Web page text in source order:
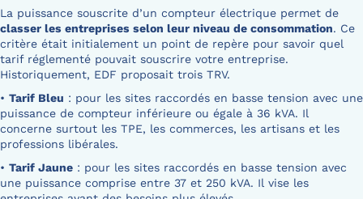
La puissance souscrite d’un compteur électrique permet de
classer les entreprises selon leur niveau de consommation. Ce
critère était initialement un point de repère pour savoir quel
tarif réglementé pouvait souscrire votre entreprise.
Historiquement, EDF proposait trois TRV.
• Tarif Bleu : pour les sites raccordés en basse tension avec une
puissance de compteur inférieure ou égale à 36 kVA. Il
concerne surtout les TPE, les commerces, les artisans et les
professions libérales.
• Tarif Jaune : pour les sites raccordés en basse tension avec
une puissance comprise entre 37 et 250 kVA. Il vise les